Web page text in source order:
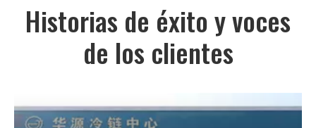
Historias de éxito y voces
de los clientes